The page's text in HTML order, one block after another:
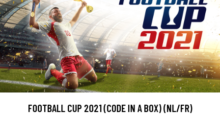
FOOTBALL CUP 2021 (CODE IN A BOX) (NL/FR)